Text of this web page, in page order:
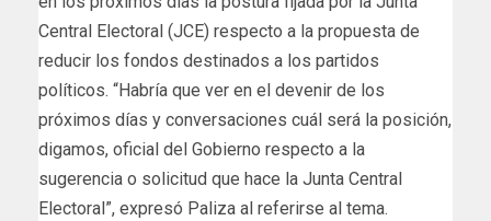
Central Electoral (JCE) respecto a la propuesta de
reducir los fondos destinados a los partidos
políticos. “Habría que ver en el devenir de los
próximos días y conversaciones cuál será la posición,
digamos, oficial del Gobierno respecto a la
sugerencia o solicitud que hace la Junta Central
Electoral”, expresó Paliza al referirse al tema.